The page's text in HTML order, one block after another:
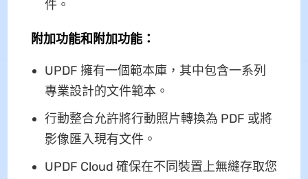
件。
附加功能和附加功能：
UPDF 擁有一個範本庫，其中包含一系列
專業設計的文件範本。
行動整合允許將行動照片轉換為 PDF 或將
影像匯入現有文件。
UPDF Cloud 確保在不同裝置上無縫存取您